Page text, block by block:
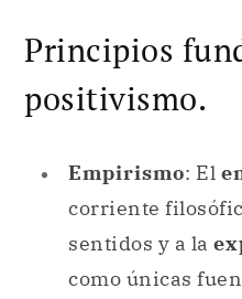
Principios
positivismo.
Empirismo: El
corriente
sentidos y a la
como únicas